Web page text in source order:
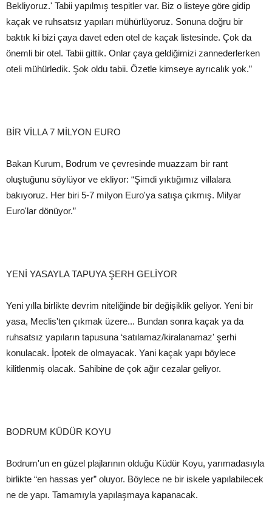
Bekliyoruz.' Tabii yapılmış tespitler var. Biz o listeye göre gidip
kaçak ve ruhsatsız yapıları mühürlüyoruz. Sonuna doğru bir
baktık ki bizi çaya davet eden otel de kaçak listesinde. Çok da
önemli bir otel. Tabii gittik. Onlar çaya geldiğimizi zannederlerken
oteli mühürledik. Şok oldu tabii. Özetle kimseye ayrıcalık yok.”
BİR VİLLA 7 MİLYON EURO
Bakan Kurum, Bodrum ve çevresinde muazzam bir rant
oluştuğunu söylüyor ve ekliyor: “Şimdi yıktığımız villalara
bakıyoruz. Her biri 5-7 milyon Euro'ya satışa çıkmış. Milyar
Euro'lar dönüyor.”
YENİ YASAYLA TAPUYA ŞERH GELİYOR
Yeni yılla birlikte devrim niteliğinde bir değişiklik geliyor. Yeni bir
yasa, Meclis'ten çıkmak üzere... Bundan sonra kaçak ya da
ruhsatsız yapıların tapusuna ‘satılamaz/kiralanamaz' şerhi
konulacak. İpotek de olmayacak. Yani kaçak yapı böylece
kilitlenmiş olacak. Sahibine de çok ağır cezalar geliyor.
BODRUM KÜDÜR KOYU
Bodrum'un en güzel plajlarının olduğu Küdür Koyu, yarımadasıyla
birlikte “en hassas yer” oluyor. Böylece ne bir iskele yapılabilecek
ne de yapı. Tamamıyla yapılaşmaya kapanacak.